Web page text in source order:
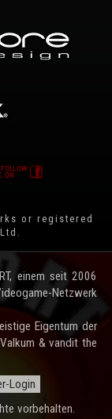
or registered
einem seit 2006
Netzwerk
Eigentum der
& vandit the
Login
vorbehalten.